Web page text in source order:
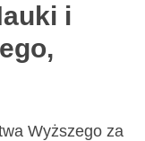
i
Wyższego za